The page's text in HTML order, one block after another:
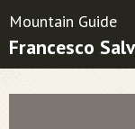
Mountain Guide
Francesco